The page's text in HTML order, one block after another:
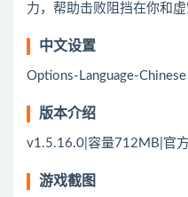
力，帮助击败阻挡在你和虚
中文设置
Options-Language-Chinese
版本介绍
v1.5.16.0|容量712MB|官
游戏截图